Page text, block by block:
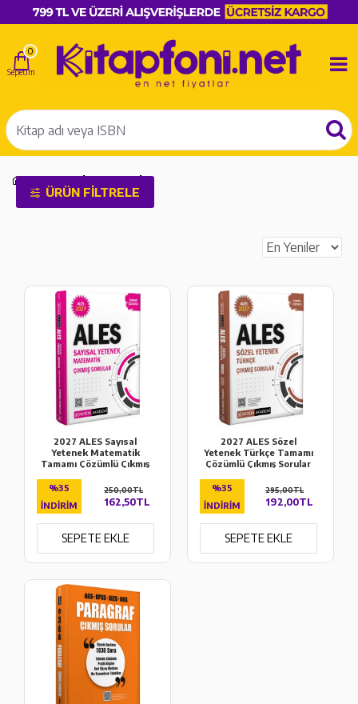
0
ALES Çıkmış Sorular
2027 ALES Sayısal
Yetenek Matematik
Tamamı Çözümlü Çıkmış
%35
İNDIRIM
162,50TL
250,00TL
SEPETE EKLE
2027 ALES Sözel
Yetenek Türkçe Tamamı
Çözümlü Çıkmış Sorular
%35
İNDIRIM
192,00TL
295,00TL
SEPETE EKLE
ÜRÜN FILTRELE